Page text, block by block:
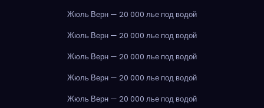
Жюль Верн — 20 000 лье под водой
Жюль Верн — 20 000 лье под водой
Жюль Верн — 20 000 лье под водой
Жюль Верн — 20 000 лье под водой
Жюль Верн — 20 000 лье под водой